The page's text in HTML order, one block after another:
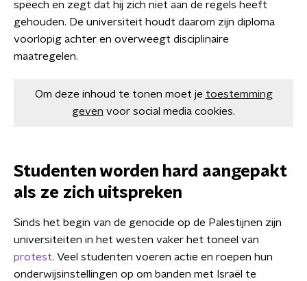
speech en zegt dat hij zich niet aan de regels heeft
gehouden. De universiteit houdt daarom zijn diploma
voorlopig achter en overweegt disciplinaire
maatregelen.
Om deze inhoud te tonen moet je toestemming
geven voor social media cookies.
Studenten worden hard aangepakt
als ze zich uitspreken
Sinds het begin van de genocide op de Palestijnen zijn
universiteiten in het westen vaker het toneel van
protest. Veel studenten voeren actie en roepen hun
onderwijsinstellingen op om banden met Israël te